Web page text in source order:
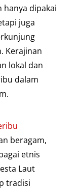
hanya dipakai
juga
Kerajinan
lokal dan
dalam
beragam,
etnis
Laut
tradisi